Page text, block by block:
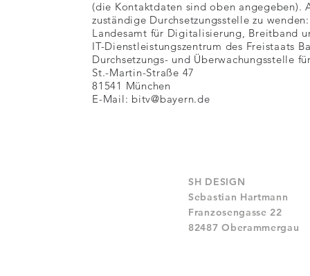
(die Kontaktdaten sind oben
zuständige Durchsetzungsstelle zu wenden:
Landesamt für Digitalisierung, Breitband
IT-Dienstleistungszentrum des Freistaats
Durchsetzungs- und Überwachungsstelle
St.-Martin-Straße 47
81541 München
E-Mail: bitv@bayern.de
SH DESIGN
Sebastian Hartmann
Franzosengasse 22
82487 Oberammergau